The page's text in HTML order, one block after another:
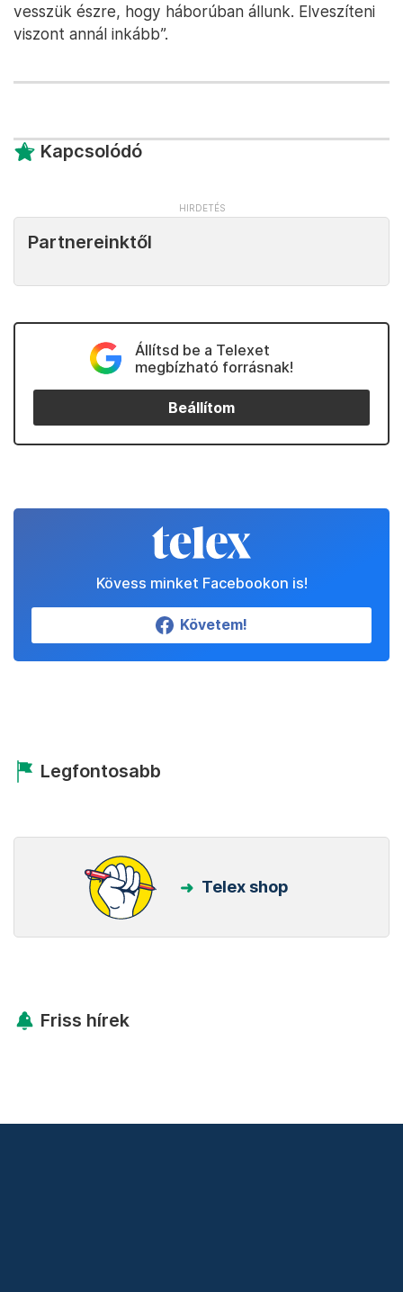
vesszük észre, hogy háborúban állunk. Elveszíteni
viszont annál inkább”.
Kapcsolódó
Partnereinktől
Állítsd be a Telexet
megbízható forrásnak!
Beállítom
Kövess minket Facebookon is!
Követem!
Legfontosabb
Telex shop
Friss hírek